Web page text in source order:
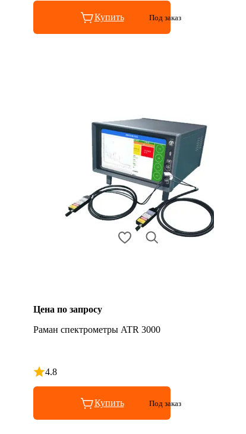
Купить Под заказ
Цена по запросу
Раман спектрометры ATR 3000
4.8
Рейтинг 4.8 из 5
Купить Под заказ